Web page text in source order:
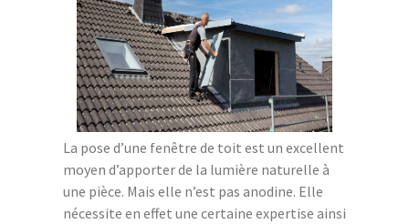
La pose d’une fenêtre de toit est un excellent
moyen d’apporter de la lumière naturelle à
une pièce. Mais elle n’est pas anodine. Elle
nécessite en effet une certaine expertise ainsi